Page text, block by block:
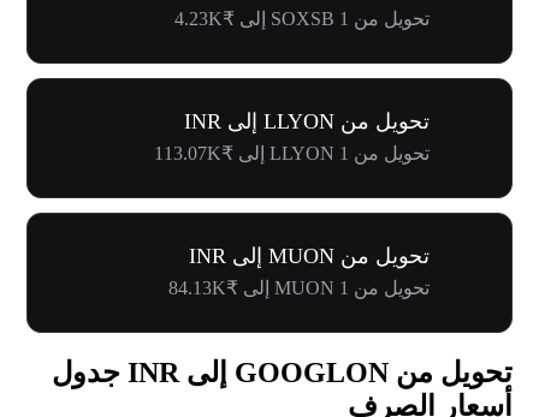
تحويل من 1 SOXSB إلى ₹4.23K
تحويل من LLYON إلى INR
تحويل من 1 LLYON إلى ₹113.07K
تحويل من MUON إلى INR
تحويل من 1 MUON إلى ₹84.13K
تحويل من GOOGLON إلى INR جدول
أسعار الصرف